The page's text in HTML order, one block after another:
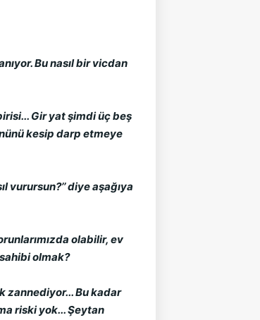
Bu nasıl bir vicdan
Gir yat şimdi üç beş
kesip darp etmeye
diye aşağıya
olabilir, ev
olmak?
zannediyor... Bu kadar
riski yok... Şeytan